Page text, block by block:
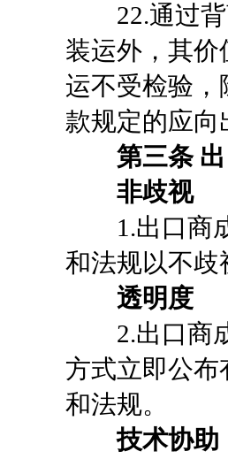
22.通过背
装运外，其
运不受检验，
款规定的应
第三条
非歧视
1.出口商成
和法规以不歧
透明度
2.出口商成
方式立即公
和法规。
技术协助